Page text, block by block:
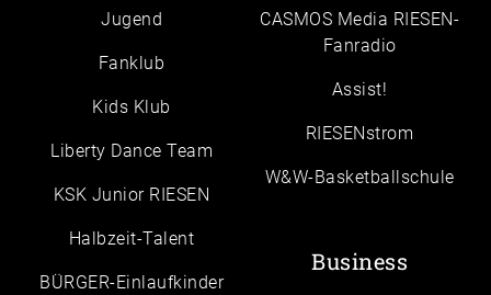
Jugend
Fanklub
Kids Klub
Liberty Dance Team
KSK Junior RIESEN
Halbzeit-Talent
BÜRGER-Einlaufkinder
CASMOS Media RIESEN-
Fanradio
Assist!
RIESENstrom
W&W-Basketballschule
Business